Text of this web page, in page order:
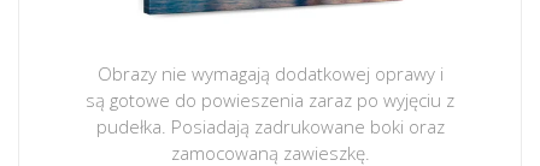
Obrazy nie wymagają dodatkowej oprawy i
są gotowe do powieszenia zaraz po wyjęciu z
pudełka. Posiadają zadrukowane boki oraz
zamocowaną zawieszkę.